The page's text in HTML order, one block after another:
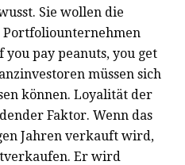
Sie wollen die
you pay peanuts, you get
müssen sich
können. Loyalität der
Faktor. Wenn das
Jahren verkauft wird,
Er wird